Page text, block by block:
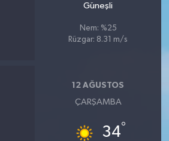
Güneşli
Nem: %25
Rüzgar: 8.31 m/s
12 AĞUSTOS
ÇARŞAMBA
34°